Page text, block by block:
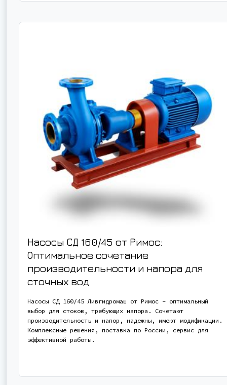
Насосы СД 160/45 от Римос:
Оптимальное сочетание
производительности и напора для
сточных вод
Насосы СД 160/45 Ливгидромаш от Римос – оптимальный
выбор для стоков, требующих напора. Сочетают
производительность и напор, надежны, имеют модификации.
Комплексные решения, поставка по России, сервис для
эффективной работы.